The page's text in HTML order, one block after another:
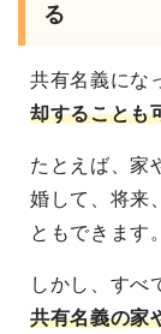
る
共有名義にな
却することも
たとえば、家
婚して、将来
ともできます。
しかし、すべ
共有名義の家